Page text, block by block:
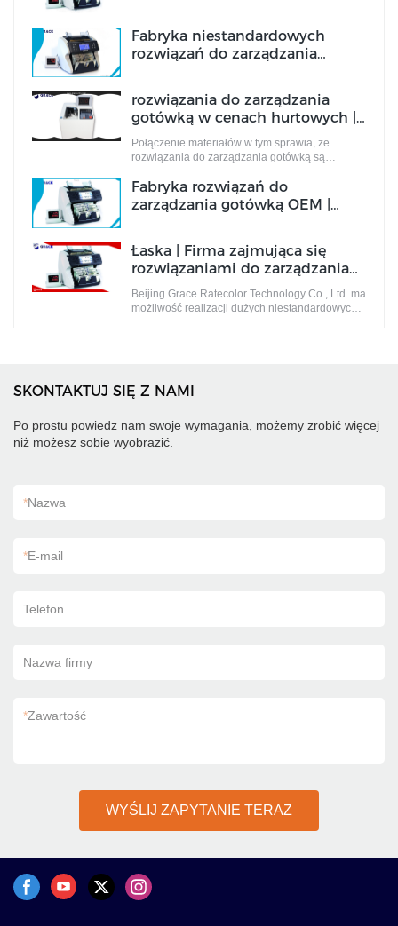
Fabryka niestandardowych
rozwiązań do zarządzania
rozwiązania do zarządzania
gotówką w cenach hurtowych |
Łaska
Połączenie materiałów w tym sprawia, że ​​
rozwiązania do zarządzania gotówką są
Fabryka rozwiązań do
zarządzania gotówką OEM |
Łaska | Firma zajmująca się
rozwiązaniami do zarządzania
gotówką OEM
Beijing Grace Ratecolor Technology Co., Ltd. ma
możliwość realizacji dużych niestandardowych
SKONTAKTUJ SIĘ Z NAMI
Po prostu powiedz nam swoje wymagania, możemy zrobić więcej
niż możesz sobie wyobrazić.
*Nazwa
*E-mail
Telefon
Nazwa firmy
*Zawartość
WYŚLIJ ZAPYTANIE TERAZ